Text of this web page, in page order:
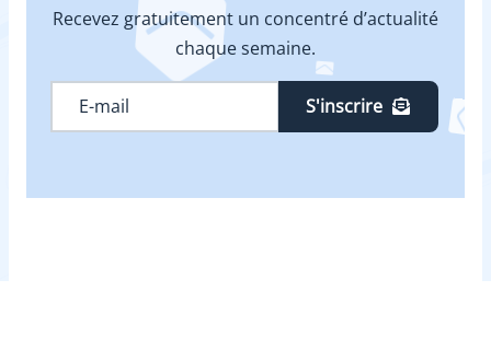
Recevez gratuitement un concentré d’actualité
chaque semaine.
S'inscrire